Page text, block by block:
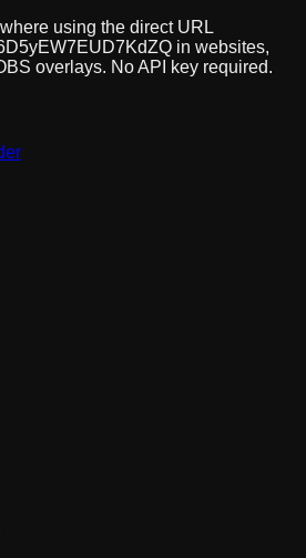
using the direct URL
in websites,
overlays. No API key required.